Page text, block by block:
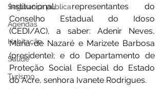
Segurança pública
Agendas
Habitação
Saúde
Turismo
institucional, representantes do
Conselho Estadual do Idoso
(CEDI/AC), a saber: Adenir Neves,
Maria de Nazaré e Marizete Barbosa
(presidente); e do Departamento de
Proteção Social Especial do Estado
do Acre, senhora Ivanete Rodrigues.